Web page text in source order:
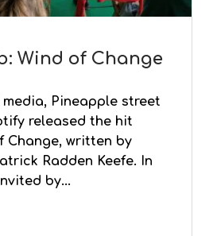
Wind of Change
media, Pineapple street
released the hit
Change, written by
Radden Keefe. In
by...